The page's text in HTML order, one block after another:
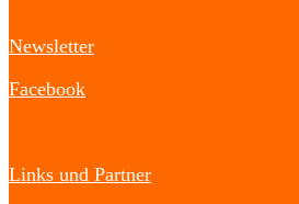
Newsletter
Facebook
Links und Partner